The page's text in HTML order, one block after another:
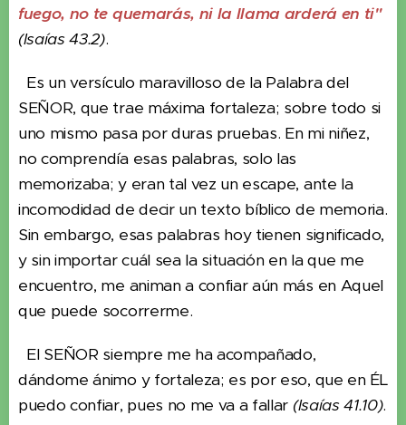
fuego, no te quemarás, ni la llama arderá en ti"
(Isaías 43.2).
Es un versículo maravilloso de la Palabra del
SEÑOR, que trae máxima fortaleza; sobre todo si
uno mismo pasa por duras pruebas. En mi niñez,
no comprendía esas palabras, solo las
memorizaba; y eran tal vez un escape, ante la
incomodidad de decir un texto bíblico de memoria.
Sin embargo, esas palabras hoy tienen significado,
y sin importar cuál sea la situación en la que me
encuentro, me animan a confiar aún más en Aquel
que puede socorrerme.
El SEÑOR siempre me ha acompañado,
dándome ánimo y fortaleza; es por eso, que en ÉL
puedo confiar, pues no me va a fallar (Isaías 41.10).